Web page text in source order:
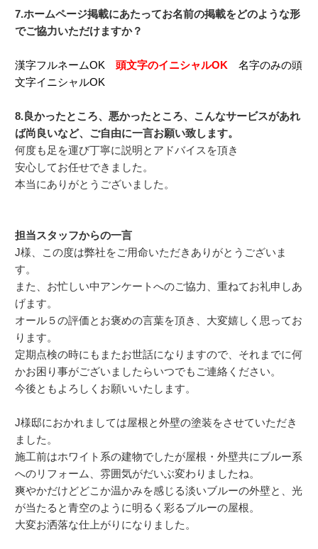
7.ホームページ掲載にあたってお名前の掲載をどのような形
でご協力いただけますか？
漢字フルネームOK 頭文字のイニシャルOK 名字のみの頭
文字イニシャルOK
8.良かったところ、悪かったところ、こんなサービスがあれ
ば尚良いなど、ご自由に一言お願い致します。
何度も足を運び丁寧に説明とアドバイスを頂き
安心してお任せできました。
本当にありがとうございました。
担当スタッフからの一言
J様、この度は弊社をご用命いただきありがとうございま
す。
また、お忙しい中アンケートへのご協力、重ねてお礼申しあ
げます。
オール５の評価とお褒めの言葉を頂き、大変嬉しく思ってお
ります。
定期点検の時にもまたお世話になりますので、それまでに何
かお困り事がございましたらいつでもご連絡ください。
今後ともよろしくお願いいたします。
J様邸におかれましては屋根と外壁の塗装をさせていただき
ました。
施工前はホワイト系の建物でしたが屋根・外壁共にブルー系
へのリフォーム、雰囲気がだいぶ変わりましたね。
爽やかだけどどこか温かみを感じる淡いブルーの外壁と、光
が当たると青空のように明るく彩るブルーの屋根。
大変お洒落な仕上がりになりました。